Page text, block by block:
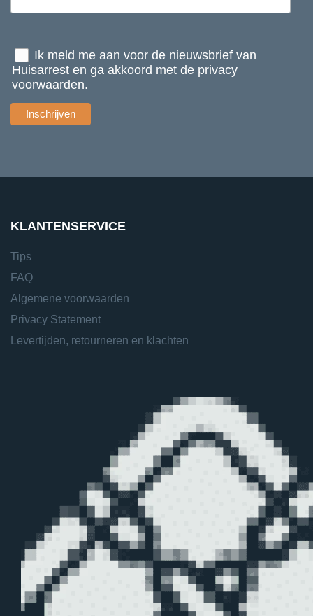
Ik meld me aan voor de nieuwsbrief van
Huisarrest en ga akkoord met de privacy
voorwaarden.
KLANTENSERVICE
Tips
FAQ
Algemene voorwaarden
Privacy Statement
Levertijden, retourneren en klachten